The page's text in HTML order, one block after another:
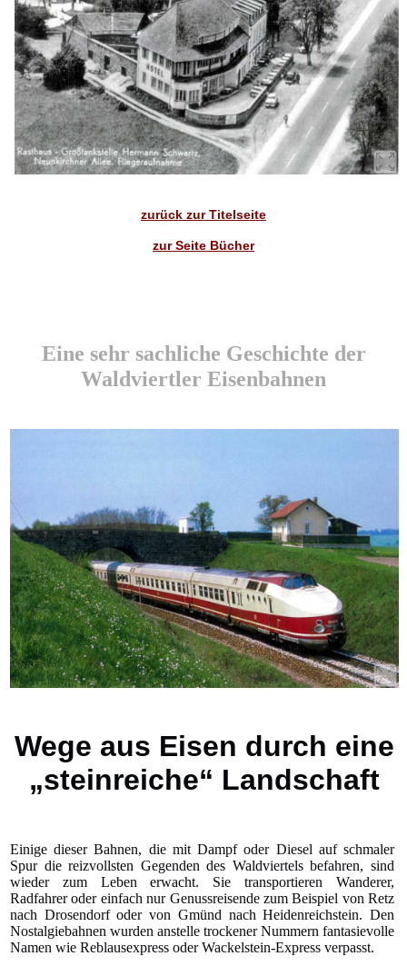
zurück zur Titelseite
zur Seite Bücher
Eine sehr sachliche Geschichte der
Waldviertler Eisenbahnen
Wege aus Eisen durch eine
„steinreiche“ Landschaft
Einige dieser Bahnen, die mit Dampf oder Diesel auf schmaler
Spur die reizvollsten Gegenden des Waldviertels befahren, sind
wieder zum Leben erwacht. Sie transportieren Wanderer,
Radfahrer oder einfach nur Genussreisende zum Beispiel von Retz
nach Drosendorf oder von Gmünd nach Heidenreichstein. Den
Nostalgiebahnen wurden anstelle trockener Nummern fantasievolle
Namen wie Reblausexpress oder Wackelstein-Express verpasst.